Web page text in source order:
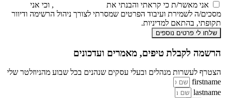
אני מאשר/ת כי קראתי והבנתי את
, וכי אני
מסכים/ה לשמירת ועיבוד הפרטים שמסרתי לצורך ניהול הרשימה ודיוור
תקופתי, בהתאם למדיניות.
שלחו לי פרטים נוספים
הרשמה לקבלת טיפים, מאמרים ועדכונים
הצטרף לעשרות מנהלים ובעלי עסקים שנהנים בכל שבוע מהניוזלטר שלי
firstname
lastname